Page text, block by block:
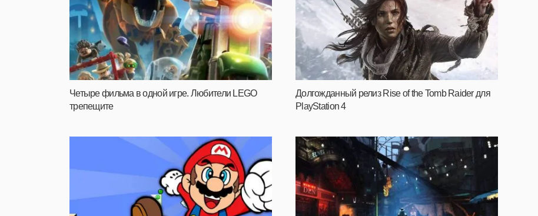
Четыре фильма в одной игре. Любители LEGO
трепещите
Долгожданный релиз Rise of the Tomb Raider для
PlayStation 4